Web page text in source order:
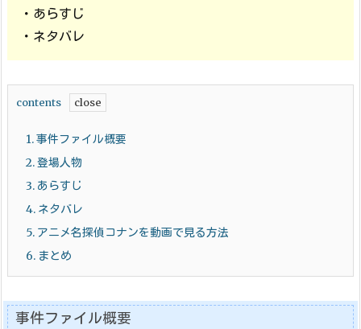
・あらすじ
・ネタバレ
contents
1.事件ファイル概要
2.登場人物
3. あらすじ
4. ネタバレ
5. アニメ名探偵コナンを動画で見る方法
6. まとめ
事件ファイル概要